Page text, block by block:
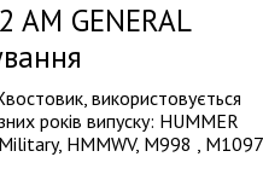
AM GENERAL
використовується
років випуску: HUMMER
HMMWV, M998 , M1097